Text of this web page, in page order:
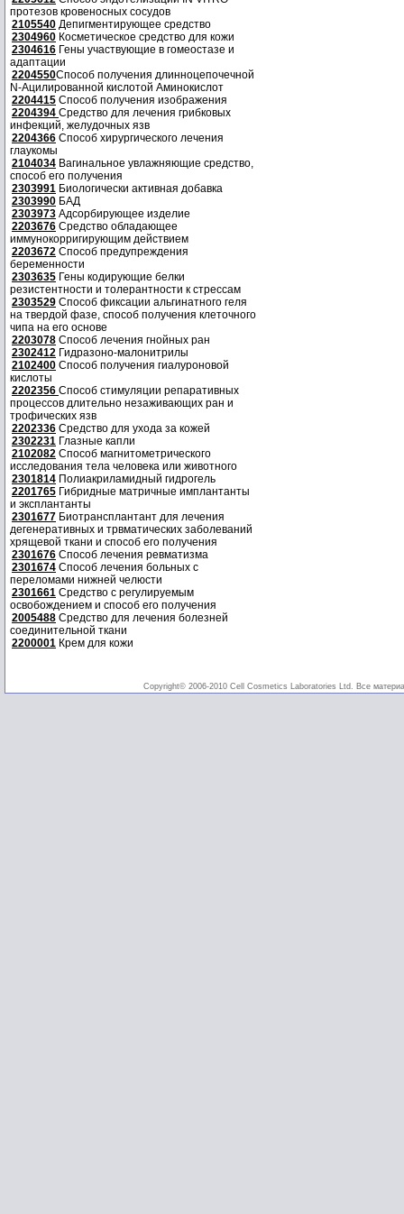
протезов кровеносных сосудов
2105540 Депигментирующее средство
2304960 Косметическое средство для кожи
2304616 Гены участвующие в гомеостазе и
адаптации
2204550Способ получения длинноцепочечной
N-Ацилированной кислотой Аминокислот
2204415 Способ получения изображения
2204394 Средство для лечения грибковых
инфекций, желудочных язв
2204366 Способ хирургического лечения
глаукомы
2104034 Вагинальное увлажняющие средство,
способ его получения
2303991 Биологически активная добавка
2303990 БАД
2303973 Адсорбирующее изделие
2203676 Средство обладающее
иммунокорригирующим действием
2203672 Способ предупреждения
беременности
2303635 Гены кодирующие белки
резистентности и толерантности к стрессам
2303529 Способ фиксации альгинатного геля
на твердой фазе, способ получения клеточного
чипа на его основе
2203078 Способ лечения гнойных ран
2302412 Гидразоно-малонитрилы
2102400 Способ получения гиалуроновой
кислоты
2202356 Способ стимуляции репаративных
процессов длительно незаживающих ран и
трофических язв
2202336 Средство для ухода за кожей
2302231 Глазные капли
2102082 Способ магнитометрического
исследования тела человека или животного
2301814 Полиакриламидный гидрогель
2201765 Гибридные матричные имплантанты
и эксплантанты
2301677 Биотрансплантант для лечения
дегенеративных и трвматических заболеваний
хрящевой ткани и способ его получения
2301676 Способ лечения ревматизма
2301674 Способ лечения больных с
переломами нижней челюсти
2301661 Средство с регулируемым
освобождением и способ его получения
2005488 Средство для лечения болезней
соединительной ткани
2200001 Крем для кожи
Copyright© 2006-2010 Cell Cosmetics Laboratories Ltd. Все